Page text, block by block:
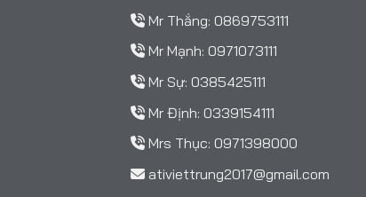
Mr Thắng: 0869753111
Mr Mạnh: 0971073111
Mr Sự: 0385425111
Mr Định: 0339154111
Mrs Thục: 0971398000
ativiettrung2017@gmail.com